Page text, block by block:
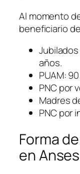
Al momento
beneficiario
años.
PUAM:
PNC por
Madres
PNC por
Forma
en Anses